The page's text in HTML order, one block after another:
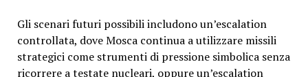
Gli scenari futuri possibili includono un’escalation
controllata, dove Mosca continua a utilizzare missili
strategici come strumenti di pressione simbolica senza
ricorrere a testate nucleari, oppure un’escalation